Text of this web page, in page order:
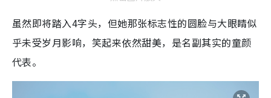
虽然即将踏入4字头，但她那张标志性的圆脸与大眼睛似
乎未受岁月影响，笑起来依然甜美，是名副其实的童颜
代表。